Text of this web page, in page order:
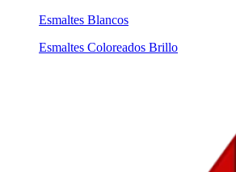
Esmaltes Blancos
Esmaltes Coloreados Brillo